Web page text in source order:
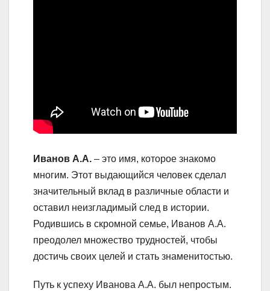
Иванов А.А. – это имя, которое знакомо
многим. Этот выдающийся человек сделал
значительный вклад в различные области и
оставил неизгладимый след в истории.
Родившись в скромной семье, Иванов А.А.
преодолел множество трудностей, чтобы
достичь своих целей и стать знаменитостью.
Путь к успеху Иванова А.А. был непростым.